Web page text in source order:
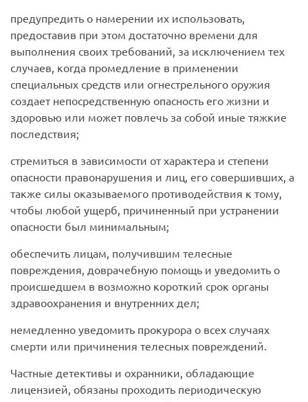
предупредить о намерении их использовать,
предоставив при этом достаточно времени для
выполнения своих требований, за исключением тех
случаев, когда промедление в применении
специальных средств или огнестрельного оружия
создает непосредственную опасность его жизни и
здоровью или может повлечь за собой иные тяжкие
последствия;
стремиться в зависимости от характера и степени
опасности правонарушения и лиц, его совершивших, а
также силы оказываемого противодействия к тому,
чтобы любой ущерб, причиненный при устранении
опасности был минимальным;
обеспечить лицам, получившим телесные
повреждения, доврачебную помощь и уведомить о
происшедшем в возможно короткий срок органы
здравоохранения и внутренних дел;
немедленно уведомить прокурора о всех случаях
смерти или причинения телесных повреждений.
Частные детективы и охранники, обладающие
лицензией, обязаны проходить периодическую